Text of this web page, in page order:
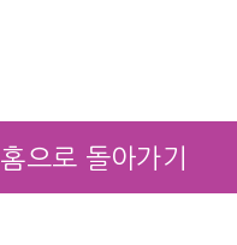
홈으로 돌아가기